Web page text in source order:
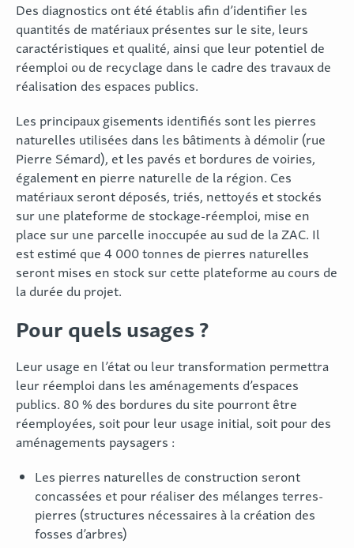
Des diagnostics ont été établis afin d’identifier les
quantités de matériaux présentes sur le site, leurs
caractéristiques et qualité, ainsi que leur potentiel de
réemploi ou de recyclage dans le cadre des travaux de
réalisation des espaces publics.
Les principaux gisements identifiés sont les pierres
naturelles utilisées dans les bâtiments à démolir (rue
Pierre Sémard), et les pavés et bordures de voiries,
également en pierre naturelle de la région. Ces
matériaux seront déposés, triés, nettoyés et stockés
sur une plateforme de stockage-réemploi, mise en
place sur une parcelle inoccupée au sud de la ZAC. Il
est estimé que 4 000 tonnes de pierres naturelles
seront mises en stock sur cette plateforme au cours de
la durée du projet.
Pour quels usages ?
Leur usage en l’état ou leur transformation permettra
leur réemploi dans les aménagements d’espaces
publics. 80 % des bordures du site pourront être
réemployées, soit pour leur usage initial, soit pour des
aménagements paysagers :
Les pierres naturelles de construction seront
concassées et pour réaliser des mélanges terres-
pierres (structures nécessaires à la création des
fosses d’arbres)